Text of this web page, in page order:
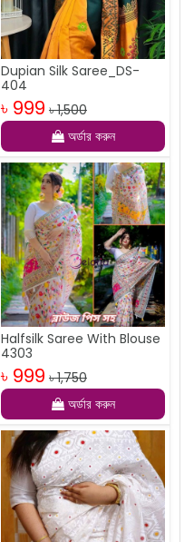
Dupian Silk Saree_DS-
404
৳ 999 ৳ 1,500
অর্ডার করুন
Halfsilk Saree With Blouse
4303
৳ 999 ৳ 1,750
অর্ডার করুন